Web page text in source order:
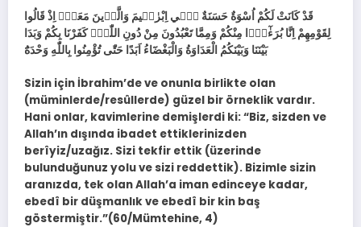
قَدْ كَانَتْ لَكُمْ اُسْوَةٌ حَسَنَةٌ ف۪ٓي اِبْرٰه۪يمَ وَالَّذ۪ينَ مَعَهُۚ اِذْ قَالُوا
لِقَوْمِهِمْ اِنَّا بُرَءٰٓؤُ۬ا مِنْكُمْ وَمِمَّا تَعْبُدُونَ مِنْ دُونِ اللّٰهِۘ كَفَرْنَا بِكُمْ وَبَدَا
بَيْنَنَا وَبَيْنَكُمُ الْعَدَاوَةُ وَالْبَغْضَٓاءُ اَبَدًا حَتّٰى تُؤْمِنُوا بِاللّٰهِ وَحْدَهُٓ
Sizin için İbrahim’de ve onunla birlikte olan
(müminlerde/resûllerde) güzel bir örneklik vardır.
Hani onlar, kavimlerine demişlerdi ki: “Biz, sizden ve
Allah’ın dışında ibadet ettiklerinizden
berîyiz/uzağız. Sizi tekfir ettik (üzerinde
bulunduğunuz yolu ve sizi reddettik). Bizimle sizin
aranızda, tek olan Allah’a iman edinceye kadar,
ebedî bir düşmanlık ve ebedî bir kin baş
göstermiştir.”(60/Mümtehine, 4)